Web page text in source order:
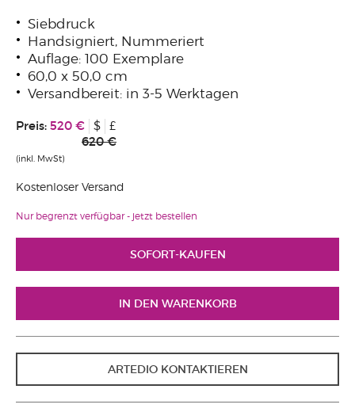
Siebdruck
Handsigniert, Nummeriert
Auflage: 100 Exemplare
60,0 x 50,0 cm
Versandbereit: in 3-5 Werktagen
Preis: 520 € $ £
620 €
(inkl. MwSt)
Kostenloser Versand
Nur begrenzt verfügbar - jetzt bestellen
ARTEDIO KONTAKTIEREN